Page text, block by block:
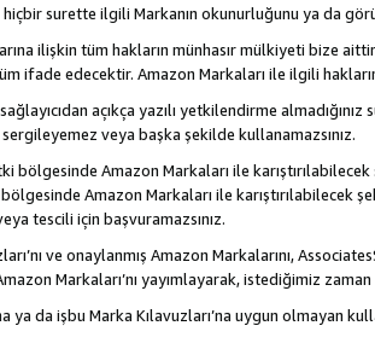
hiçbir surette ilgili Markanın okunurluğunu ya da
ilişkin tüm hakların münhasır mülkiyeti bize
ifade edecektir. Amazon Markaları ile ilgili
açıkça yazılı yetkilendirme
veya başka şekilde kullanamazsınız.
bölgesinde Amazon Markaları ile
Amazon Markaları ile karıştırılabilecek
tescili için başvuramazsınız.
ve onaylanmış Amazon Markalarını,
Markaları’nı yayımlayarak, istediğimiz
ya da işbu Marka Kılavuzları’na uygun olmayan